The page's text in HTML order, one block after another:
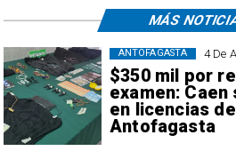
4 De
$350 mil por
examen:
en licencias
Antofagasta
ANTOFAGASTA
MÁS